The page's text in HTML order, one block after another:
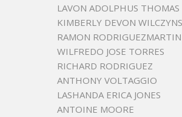
LAVON ADOLPHUS THOMAS
KIMBERLY DEVON
RAMON
WILFREDO JOSE TORRES
RICHARD RODRIGUEZ
ANTHONY VOLTAGGIO
LASHANDA ERICA JONES
ANTOINE MOORE